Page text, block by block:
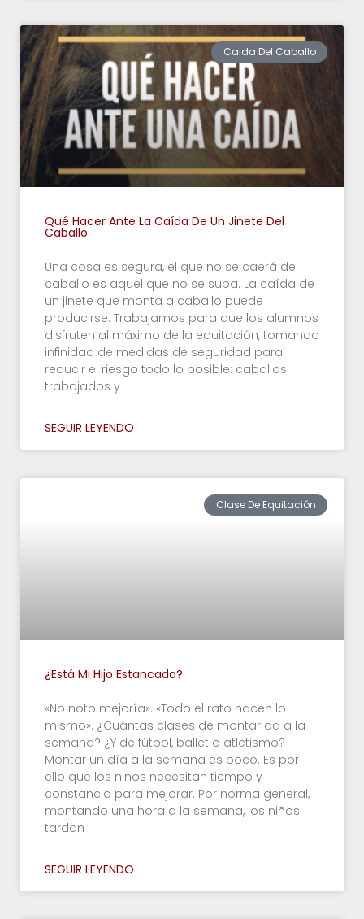
Caida Del Caballo
Qué Hacer Ante La Caída De Un Jinete Del
Caballo
Una cosa es segura, el que no se caerá del
caballo es aquel que no se suba. La caída de
un jinete que monta a caballo puede
producirse. Trabajamos para que los alumnos
disfruten al máximo de la equitación, tomando
infinidad de medidas de seguridad para
reducir el riesgo todo lo posible: caballos
trabajados y
SEGUIR LEYENDO
Clase De Equitación
¿Está Mi Hijo Estancado?
«No noto mejoría». «Todo el rato hacen lo
mismo». ¿Cuántas clases de montar da a la
semana? ¿Y de fútbol, ballet o atletismo?
Montar un día a la semana es poco. Es por
ello que los niños necesitan tiempo y
constancia para mejorar. Por norma general,
montando una hora a la semana, los niños
tardan
SEGUIR LEYENDO